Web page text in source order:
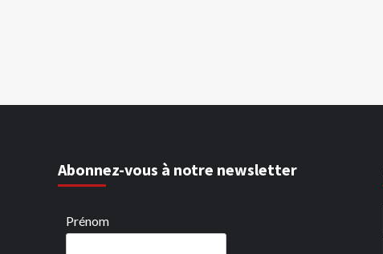
Abonnez-vous à notre newsletter
Prénom